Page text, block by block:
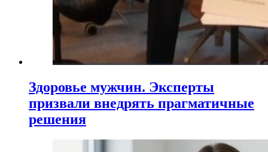
Здоровье мужчин. Эксперты
призвали внедрять прагматичные
решения